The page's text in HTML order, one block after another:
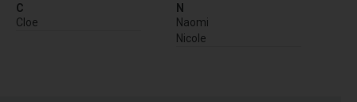
C
Cloe
N
Naomi
Nicole